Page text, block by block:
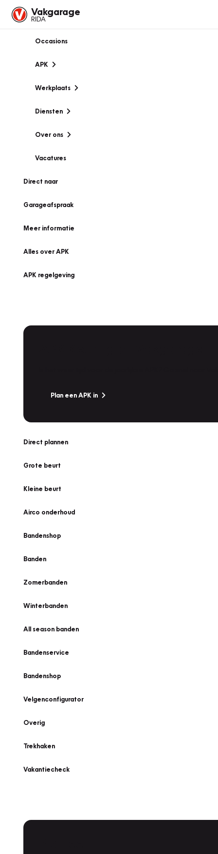
Vakgarage
RIDA
Occasions
APK
Werkplaats
Diensten
Over ons
Vacatures
Direct naar
Garageafspraak
Meer informatie
Alles over APK
APK regelgeving
Plan een APK in
Direct plannen
Grote beurt
Kleine beurt
Airco onderhoud
Bandenshop
Banden
Zomerbanden
Winterbanden
All season banden
Bandenservice
Bandenshop
Velgenconfigurator
Overig
Trekhaken
Vakantiecheck